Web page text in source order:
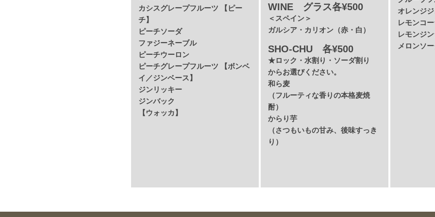
カシスグレープフルーツ 【ピー
チ】
ピーチソーダ
ファジーネーブル
ピーチウーロン
ピーチグレープフルーツ 【ボンベ
イ／ジンベース】
ジンリッキー
ジンバック
【ウォッカ】
WINE グラス各¥500
＜スペイン＞
ガルシア・カリオン（赤・白）
SHO-CHU 各¥500
★ロック・水割り・ソーダ割り
からお選びください。
和ら麦
（フルーティな香りの本格麦焼
酎）
からり芋
（さつもいもの甘み、後味すっき
り）
オレンジ
レモンコー
レモンジ
メロンソ